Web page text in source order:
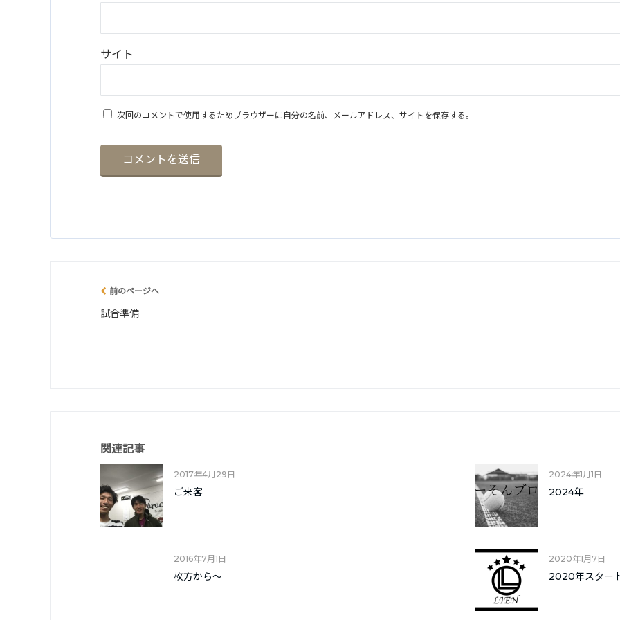
サイト
次回のコメントで使用するためブラウザーに自分の名前、メールアドレス、サイトを保存する。
前のページへ
試合準備
関連記事
2017年4月29日
ご来客
2024年1月1日
2024年
2016年7月1日
枚方から～
2020年1月7日
2020年スター